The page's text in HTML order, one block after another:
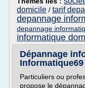
domicile / tarif
depannage
depannage
informatique
Dépannage
Informatique69
Particuliers ou
propose le